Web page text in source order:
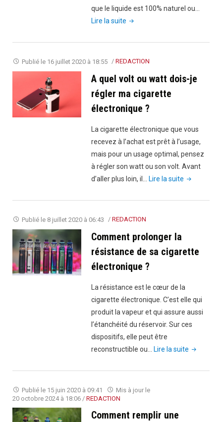
que le liquide est 100% naturel ou…
Lire la suite "Tout
sur
les
liquides
bio"
Publié le 16 juillet 2020 à 18:55 / REDACTION
A quel volt ou watt dois-je
régler ma cigarette
électronique ?
La cigarette électronique que vous
recevez à l’achat est prêt à l’usage,
mais pour un usage optimal, pensez
à régler son watt ou son volt. Avant
d’aller plus loin, il…
Lire la suite "A
volt
je
cigarette
?"
Publié le 8 juillet 2020 à 06:43 / REDACTION
Comment prolonger la
résistance de sa cigarette
électronique ?
La résistance est le cœur de la
cigarette électronique. C’est elle qui
produit la vapeur et qui assure aussi
l’étanchéité du réservoir. Sur ces
dispositifs, elle peut être
reconstructible ou…
Lire la suite
la
Publié le 15 juin 2020 à 09:41
Mis à jour le
20 octobre 2024 à 18:06 / REDACTION
Comment remplir une